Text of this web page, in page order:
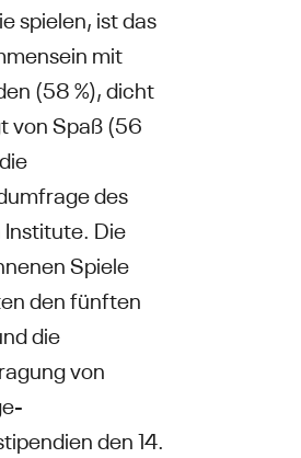
spielen, ist das
mit
(58 %), dicht
von Spaß (56
des
Institute. Die
Spiele
den fünften
die
von
den 14.